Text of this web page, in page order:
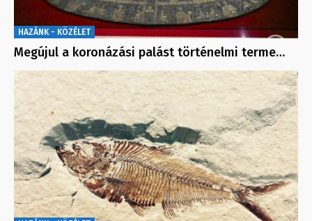
HAZÁNK - KÖZÉLET
Megújul a koronázási palást történelmi terme…